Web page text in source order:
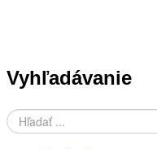
Vyhľadávanie